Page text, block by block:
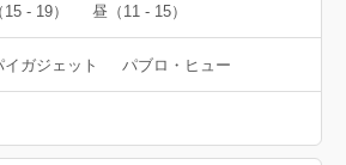
- 19） 昼（11 - 15）
イガジェット パブロ・ヒュー